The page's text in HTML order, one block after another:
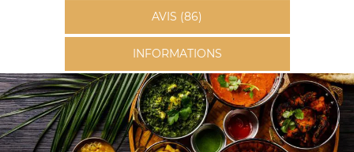
AVIS (86)
INFORMATIONS